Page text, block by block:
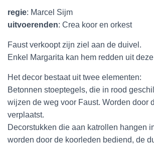
regie: Marcel Sijm
uitvoerenden: Crea koor en orkest
Faust verkoopt zijn ziel aan de duivel.
Enkel Margarita kan hem redden uit
Het decor bestaat uit twee elementen:
Betonnen stoeptegels, die in rood
wijzen de weg voor Faust. Worden door
verplaatst.
Decorstukken die aan katrollen hangen
worden door de koorleden bediend, de